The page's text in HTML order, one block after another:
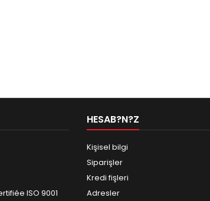
ISO 9001
HESAB?N?Z
Kişisel bilgi
Siparişler
Kredi fişleri
Adresler